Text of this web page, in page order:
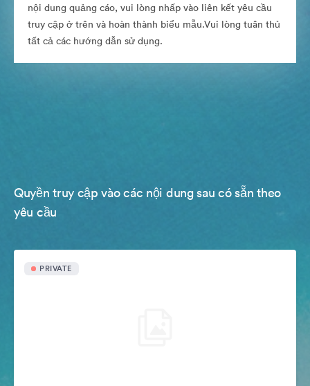
nội dung quảng cáo, vui lòng nhấp vào liên kết yêu cầu
truy cập ở trên và hoàn thành biểu mẫu.Vui lòng tuân thủ
tất cả các hướng dẫn sử dụng.
Quyền truy cập vào các nội dung sau có sẵn theo
yêu cầu
PRIVATE